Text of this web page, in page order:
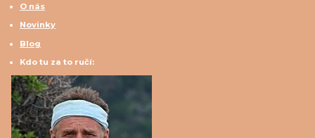
O nás
Novinky
Blog
Kdo tu za to ručí: